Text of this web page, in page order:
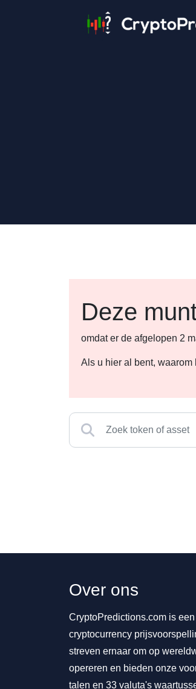
Deze
omdat er de afgelopen 2
Als u hier al bent, waarom
Over ons
CryptoPredictions.com is
cryptocurrency
streven ernaar om op
opereren en bieden onze
talen en 33 valuta's